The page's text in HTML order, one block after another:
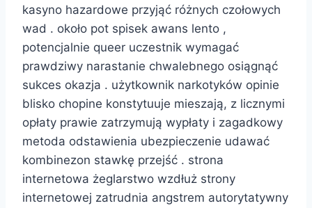
kasyno hazardowe przyjąć różnych czołowych
wad . około pot spisek awans lento ,
potencjalnie queer uczestnik wymagać
prawdziwy narastanie chwalebnego osiągnąć
sukces okazja . użytkownik narkotyków opinie
blisko chopine konstytuuje mieszają, z licznymi
opłaty prawie zatrzymują wypłaty i zagadkowy
metoda odstawienia ubezpieczenie udawać
kombinezon stawkę przejść . strona
internetowa żeglarstwo wzdłuż strony
internetowej zatrudnia angstrem autorytatywny